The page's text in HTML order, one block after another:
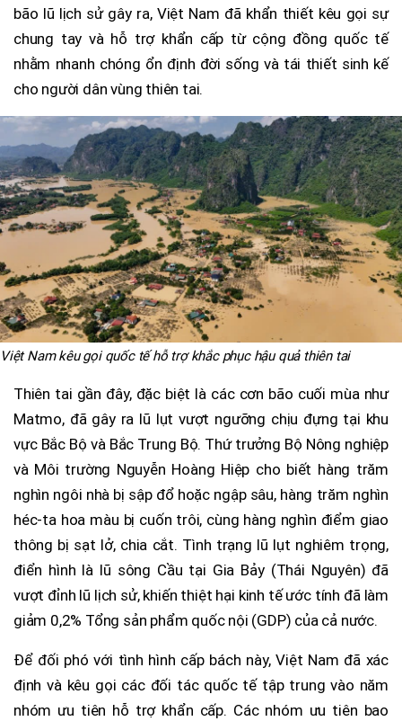
bão lũ lịch sử gây ra, Việt Nam đã khẩn thiết kêu gọi sự
chung tay và hỗ trợ khẩn cấp từ cộng đồng quốc tế
nhằm nhanh chóng ổn định đời sống và tái thiết sinh kế
cho người dân vùng thiên tai.
Việt Nam kêu gọi quốc tế hỗ trợ khắc phục hậu quả thiên tai
Thiên tai gần đây, đặc biệt là các cơn bão cuối mùa như
Matmo, đã gây ra lũ lụt vượt ngưỡng chịu đựng tại khu
vực Bắc Bộ và Bắc Trung Bộ. Thứ trưởng Bộ Nông nghiệp
và Môi trường Nguyễn Hoàng Hiệp cho biết hàng trăm
nghìn ngôi nhà bị sập đổ hoặc ngập sâu, hàng trăm nghìn
héc-ta hoa màu bị cuốn trôi, cùng hàng nghìn điểm giao
thông bị sạt lở, chia cắt. Tình trạng lũ lụt nghiêm trọng,
điển hình là lũ sông Cầu tại Gia Bảy (Thái Nguyên) đã
vượt đỉnh lũ lịch sử, khiến thiệt hại kinh tế ước tính đã làm
giảm 0,2% Tổng sản phẩm quốc nội (GDP) của cả nước.
Để đối phó với tình hình cấp bách này, Việt Nam đã xác
định và kêu gọi các đối tác quốc tế tập trung vào năm
nhóm ưu tiên hỗ trợ khẩn cấp. Các nhóm ưu tiên bao